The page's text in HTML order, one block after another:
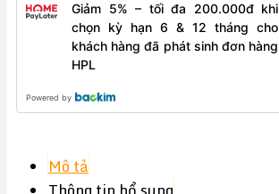
Giảm 5% – tối đa 200.000đ khi
chọn kỳ hạn 6 & 12 tháng cho
khách hàng đã phát sinh đơn hàng
HPL
Powered by
Mô tả